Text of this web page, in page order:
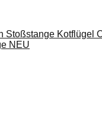
Stoßstange Kotflügel
NEU